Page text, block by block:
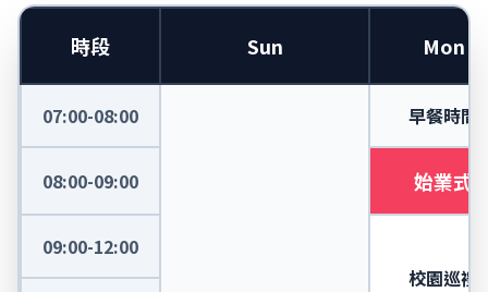
時段 Sun Mon
07:00-08:00 早餐時間
08:00-09:00 始業式
09:00-12:00
校園巡禮